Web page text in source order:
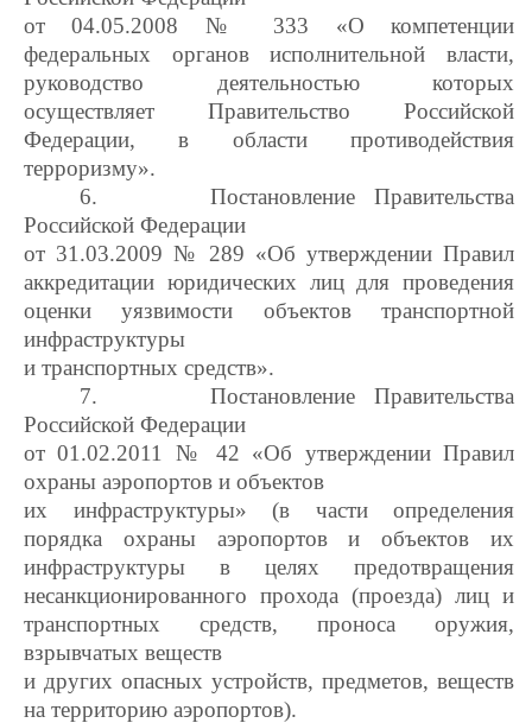
от 04.05.2008 № 333 «О компетенции
федеральных органов исполнительной власти,
руководство деятельностью которых
осуществляет Правительство Российской
Федерации, в области противодействия
терроризму».
6.
Постановление Правительства
Российской Федерации
от 31.03.2009 № 289 «Об утверждении Правил
аккредитации юридических лиц для проведения
оценки уязвимости объектов транспортной
инфраструктуры
и транспортных средств».
7.
Постановление Правительства
Российской Федерации
от 01.02.2011 № 42 «Об утверждении Правил
охраны аэропортов и объектов
их инфраструктуры» (в части определения
порядка охраны аэропортов и объектов их
инфраструктуры в целях предотвращения
несанкционированного прохода (проезда) лиц и
транспортных средств, проноса оружия,
взрывчатых веществ
и других опасных устройств, предметов, веществ
на территорию аэропортов).